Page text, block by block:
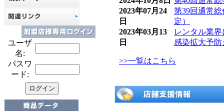
ユーザ
名:
パスワ
ード:
2023年07月24
日
第39回通常
定）
2023年03月13
日
レンタル業
感染拡大予
>>一覧はこちら